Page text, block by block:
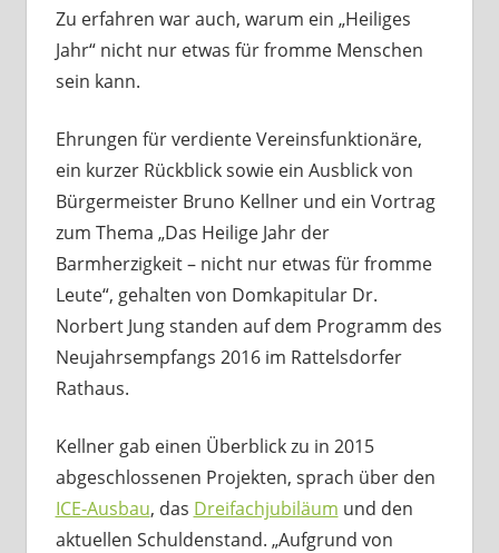
Zu erfahren war auch, warum ein „Heiliges
Jahr“ nicht nur etwas für fromme Menschen
sein kann.
Ehrungen für verdiente Vereinsfunktionäre,
ein kurzer Rückblick sowie ein Ausblick von
Bürgermeister Bruno Kellner und ein Vortrag
zum Thema „Das Heilige Jahr der
Barmherzigkeit – nicht nur etwas für fromme
Leute“, gehalten von Domkapitular Dr.
Norbert Jung standen auf dem Programm des
Neujahrsempfangs 2016 im Rattelsdorfer
Rathaus.
Kellner gab einen Überblick zu in 2015
abgeschlossenen Projekten, sprach über den
ICE-Ausbau, das Dreifachjubiläum und den
aktuellen Schuldenstand. „Aufgrund von